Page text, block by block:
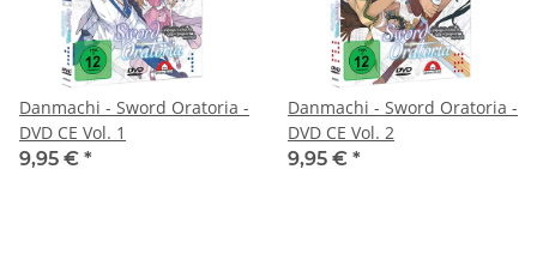
Danmachi - Sword Oratoria -
DVD CE Vol. 1
9,95 € *
Danmachi - Sword Oratoria -
DVD CE Vol. 2
9,95 € *